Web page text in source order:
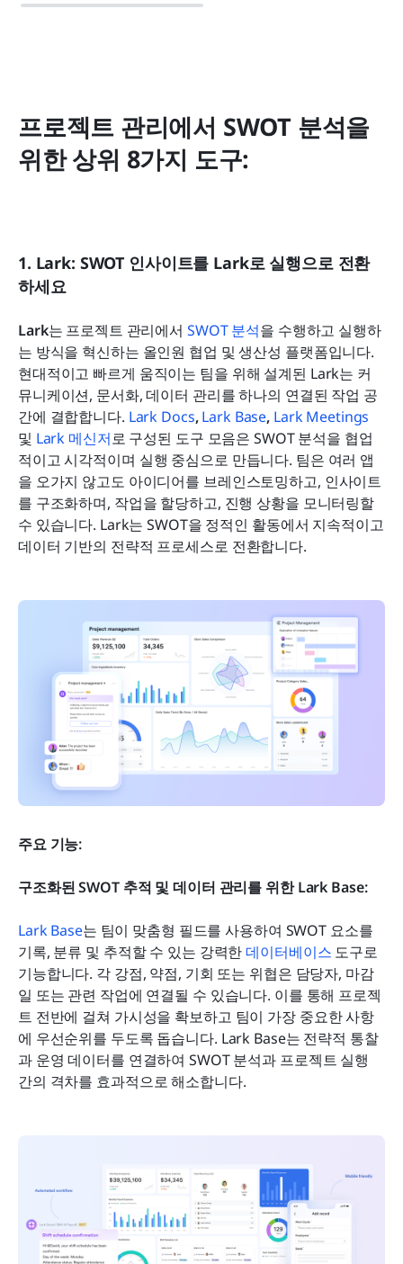
프로젝트 관리에서 SWOT 분석을
위한 상위 8가지 도구:
1. Lark: SWOT 인사이트를 Lark로 실행으로 전환
하세요
Lark는 프로젝트 관리에서 SWOT 분석을 수행하고 실행하
는 방식을 혁신하는 올인원 협업 및 생산성 플랫폼입니다.
현대적이고 빠르게 움직이는 팀을 위해 설계된 Lark는 커
뮤니케이션, 문서화, 데이터 관리를 하나의 연결된 작업 공
간에 결합합니다. Lark Docs, Lark Base, Lark Meetings
및 Lark 메신저로 구성된 도구 모음은 SWOT 분석을 협업
적이고 시각적이며 실행 중심으로 만듭니다. 팀은 여러 앱
을 오가지 않고도 아이디어를 브레인스토밍하고, 인사이트
를 구조화하며, 작업을 할당하고, 진행 상황을 모니터링할
수 있습니다. Lark는 SWOT을 정적인 활동에서 지속적이고
데이터 기반의 전략적 프로세스로 전환합니다.
주요 기능:
구조화된 SWOT 추적 및 데이터 관리를 위한 Lark Base:
Lark Base는 팀이 맞춤형 필드를 사용하여 SWOT 요소를
기록, 분류 및 추적할 수 있는 강력한 데이터베이스 도구로
기능합니다. 각 강점, 약점, 기회 또는 위협은 담당자, 마감
일 또는 관련 작업에 연결될 수 있습니다. 이를 통해 프로젝
트 전반에 걸쳐 가시성을 확보하고 팀이 가장 중요한 사항
에 우선순위를 두도록 돕습니다. Lark Base는 전략적 통찰
과 운영 데이터를 연결하여 SWOT 분석과 프로젝트 실행
간의 격차를 효과적으로 해소합니다.